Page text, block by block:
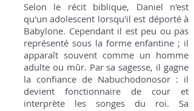
Selon le récit biblique, Daniel n'est
qu'un adolescent lorsqu'il est déporté à
Babylone. Cependant il est peu ou pas
représenté sous la forme enfantine ; il
apparaît souvent comme un homme
adulte ou mûr. Par sa sagesse, il gagne
la confiance de Nabuchodonosor : il
devient fonctionnaire de cour et
interprète les songes du roi. Sa